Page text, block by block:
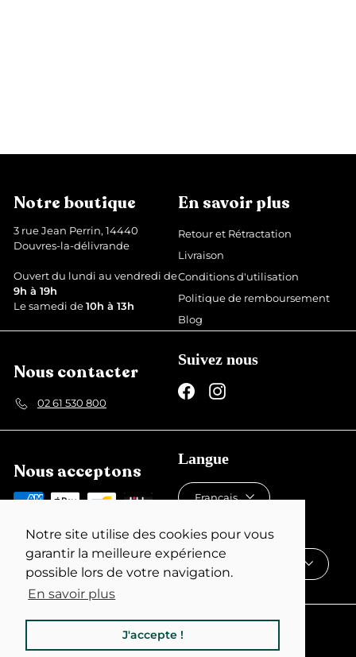
Notre site utilise des cookies pour vous
garantir la meilleure expérience
possible lors de votre navigation.
En savoir plus
J'accepte !
9
Notre boutique
3 rue Jean Perrin, 14440
Douvres-la-délivrande
Ouvert du lundi au vendredi de
9h à 19h
Le samedi de10h à 13h
En savoir plus
Retour et Rétractation
Livraison
Conditions d'utilisation
Politique de remboursement
Blog
Nous contacter
02 61 530 800
Suivez nous
FacebookInstagram
Nous acceptons
Langue
Français
© 2026 Dealer de Coque